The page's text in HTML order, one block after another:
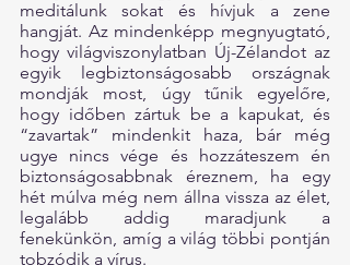
meditálunk sokat és hívjuk a zene
hangját. Az mindenképp megnyugtató,
hogy világviszonylatban Új-Zélandot az
egyik legbiztonságosabb országnak
mondják most, úgy tűnik egyelőre,
hogy időben zártuk be a kapukat, és
“zavartak” mindenkit haza, bár még
ugye nincs vége és hozzáteszem én
biztonságosabbnak éreznem, ha egy
hét múlva még nem állna vissza az élet,
legalább addig maradjunk a
fenekünkön, amíg a világ többi pontján
tobzódik a vírus.